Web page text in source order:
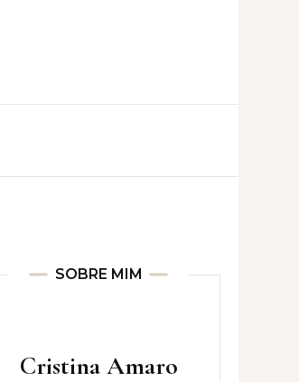
SOBRE MIM
Cristina Amaro